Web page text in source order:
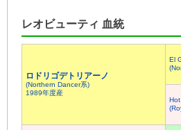
レオビューティ 血統
ロドリゴデトリアーノ
(Northern Dancer系)
1989年度産
El